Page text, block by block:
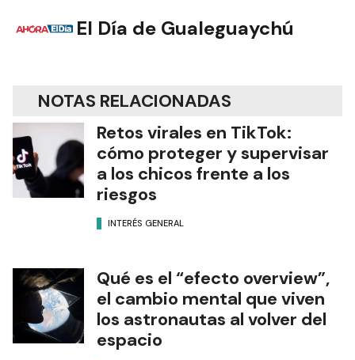
El Día de Gualeguaychú
NOTAS RELACIONADAS
Retos virales en TikTok:
cómo proteger y supervisar
a los chicos frente a los
riesgos
INTERÉS GENERAL
Qué es el “efecto overview”,
el cambio mental que viven
los astronautas al volver del
espacio